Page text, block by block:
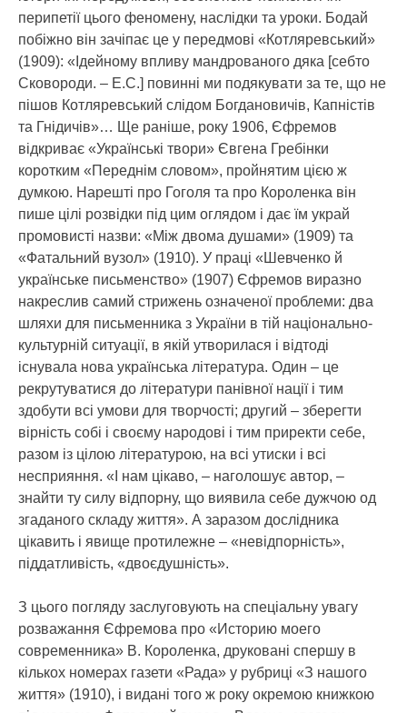
перипетії цього феномену, наслідки та уроки. Бодай
побіжно він зачіпає це у передмові «Котляревський»
(1909): «Ідейному впливу мандрованого дяка [себто
Сковороди. – Е.С.] повинні ми подякувати за те, що не
пішов Котляревський слідом Богдановичів, Капністів
та Гнідичів»… Ще раніше, року 1906, Єфремов
відкриває «Українські твори» Євгена Гребінки
коротким «Переднім словом», пройнятим цією ж
думкою. Нарешті про Гоголя та про Короленка він
пише цілі розвідки під цим оглядом і дає їм украй
промовисті назви: «Між двома душами» (1909) та
«Фатальний вузол» (1910). У праці «Шевченко й
українське письменство» (1907) Єфремов виразно
накреслив самий стрижень означеної проблеми: два
шляхи для письменника з України в тій національно-
культурній ситуації, в якій утворилася і відтоді
існувала нова українська література. Один – це
рекрутуватися до літератури панівної нації і тим
здобути всі умови для творчості; другий – зберегти
вірність собі і своєму народові і тим приректи себе,
разом із цілою літературою, на всі утиски і всі
несприяння. «І нам цікаво, – наголошує автор, –
знайти ту силу відпорну, що виявила себе дужчою од
згаданого складу життя». А заразом дослідника
цікавить і явище протилежне – «невідпорність»,
піддатливість, «двоєдушність».
З цього погляду заслуговують на спеціальну увагу
розважання Єфремова про «Историю моего
современника» В. Короленка, друковані спершу в
кількох номерах газети «Рада» у рубриці «З нашого
життя» (1910), і видані того ж року окремою книжкою